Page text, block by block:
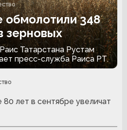
обмолотили 348
зерновых
Татарстана Рустам
пресс-служба Раиса РТ.
лет в сентябре увеличат